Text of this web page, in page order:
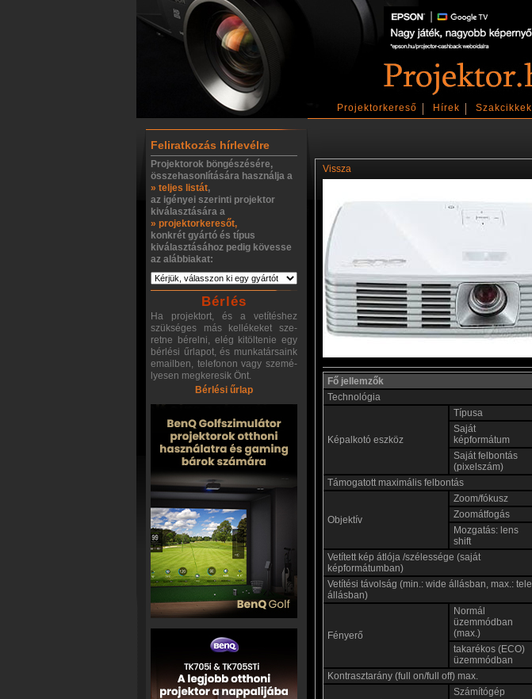
Projektorkereső Hírek Szakcikkek
Feliratkozás hírlevélre
Projektorok böngészésére,
összehasonlítására használja a
» teljes listát,
az igényei szerinti projektor
kiválasztására a
» projektorkeresőt,
konkrét gyártó és típus
kiválasztásához pedig kövesse
az alábbiakat:
Bérlés
Ha projektort, és a vetítéshez
szükséges más kellékeket sze-
retne bérelni, elég kitöltenie egy
bérlési űrlapot, és munkatársaink
emailben, telefonon vagy szemé-
lyesen megkeresik Önt.
Bérlési űrlap
Vissza
Fő jellemzők
Technológia
Képalkotó eszköz
Típusa
Saját
képformátum
Saját felbontás
(pixelszám)
Támogatott maximális felbontás
Objektív
Zoom/fókusz
Zoomátfogás
Mozgatás: lens
shift
Vetített kép átlója /szélessége (saját
képformátumban)
Vetítési távolság (min.: wide állásban, max.: tele
állásban)
Fényerő
Normál
üzemmódban
(max.)
takarékos (ECO)
üzemmódban
Kontrasztarány (full on/full off) max.
Számítógép